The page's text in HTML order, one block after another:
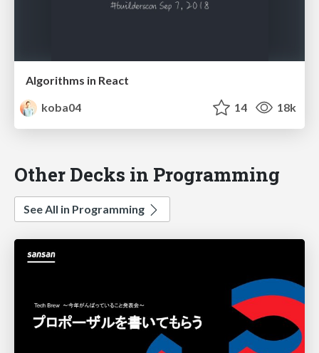
Algorithms in React
koba04
14 18k
Other Decks in Programming
See All in Programming